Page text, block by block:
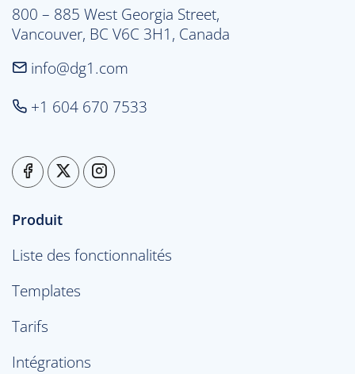
800 – 885 West Georgia Street,
Vancouver, BC V6C 3H1, Canada
info@dg1.com
+1 604 670 7533
Produit
Liste des fonctionnalités
Templates
Tarifs
Intégrations